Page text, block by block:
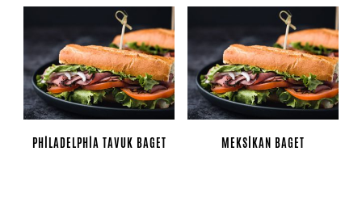
PHILADELPHIA TAVUK BAGET MEKSIKAN BAGET